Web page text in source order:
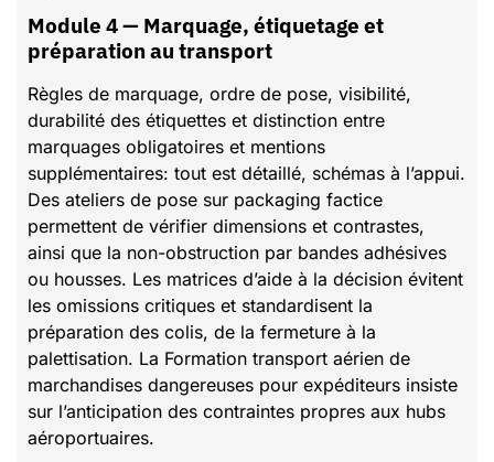
Module 4 — Marquage, étiquetage et
préparation au transport
Règles de marquage, ordre de pose, visibilité,
durabilité des étiquettes et distinction entre
marquages obligatoires et mentions
supplémentaires: tout est détaillé, schémas à l’appui.
Des ateliers de pose sur packaging factice
permettent de vérifier dimensions et contrastes,
ainsi que la non-obstruction par bandes adhésives
ou housses. Les matrices d’aide à la décision évitent
les omissions critiques et standardisent la
préparation des colis, de la fermeture à la
palettisation. La Formation transport aérien de
marchandises dangereuses pour expéditeurs insiste
sur l’anticipation des contraintes propres aux hubs
aéroportuaires.